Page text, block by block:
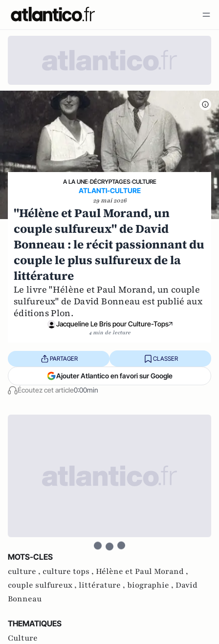
A LA UNE›DÉCRYPTAGES›CULTURE
ATLANTI-CULTURE
29 mai 2026
"Hélène et Paul Morand, un
couple sulfureux" de David
Bonneau : le récit passionnant du
couple le plus sulfureux de la
littérature
Le livre "Hélène et Paul Morand, un couple
sulfureux" de David Bonneau est publié aux
éditions Plon.
Jacqueline Le Bris pour Culture-Tops
4 min de lecture
Écoutez cet article0:00min
PARTAGER CLASSER
Ajouter Atlantico en favori sur Google
MOTS-CLES
culture , culture tops , Hélène et Paul Morand ,
couple sulfureux , littérature , biographie , David
Bonneau
THEMATIQUES
Culture